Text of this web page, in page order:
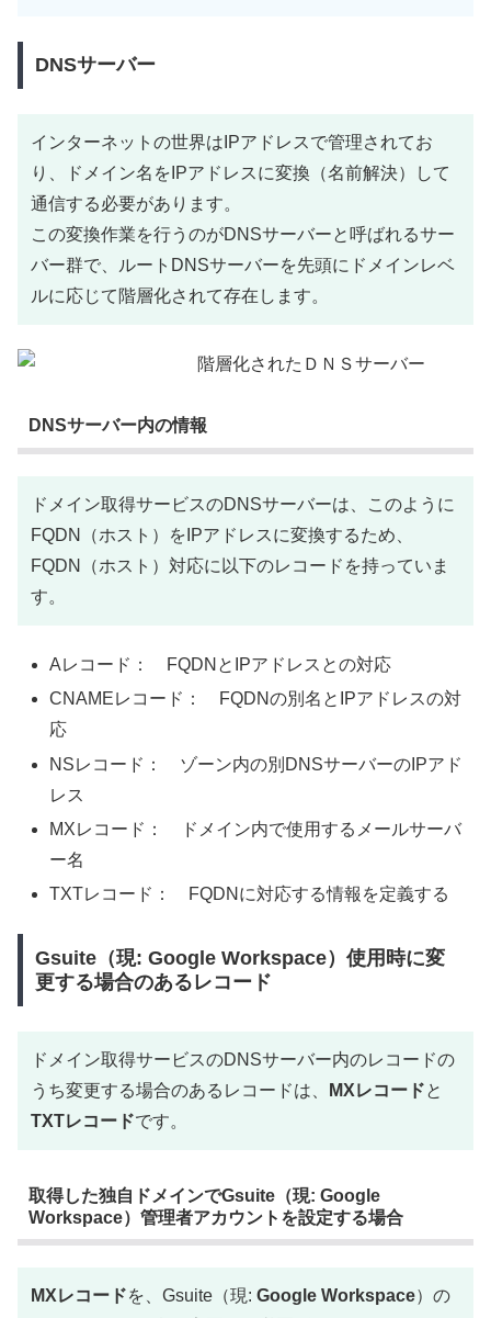
DNSサーバー
インターネットの世界はIPアドレスで管理されてお
り、ドメイン名をIPアドレスに変換（名前解決）して
通信する必要があります。
この変換作業を行うのがDNSサーバーと呼ばれるサー
バー群で、ルートDNSサーバーを先頭にドメインレベ
ルに応じて階層化されて存在します。
DNSサーバー内の情報
ドメイン取得サービスのDNSサーバーは、このように
FQDN（ホスト）をIPアドレスに変換するため、
FQDN（ホスト）対応に以下のレコードを持っていま
す。
Aレコード： FQDNとIPアドレスとの対応
CNAMEレコード： FQDNの別名とIPアドレスの対
応
NSレコード： ゾーン内の別DNSサーバーのIPアド
レス
MXレコード： ドメイン内で使用するメールサーバ
ー名
TXTレコード： FQDNに対応する情報を定義する
Gsuite（現: Google Workspace）使用時に変
更する場合のあるレコード
ドメイン取得サービスのDNSサーバー内のレコードの
うち変更する場合のあるレコードは、
MXレコードと
TXTレコードです。
取得した独自ドメインでGsuite（現: Google
Workspace）管理者アカウントを設定する場合
MXレコードを、Gsuite（現: Google Workspace）の